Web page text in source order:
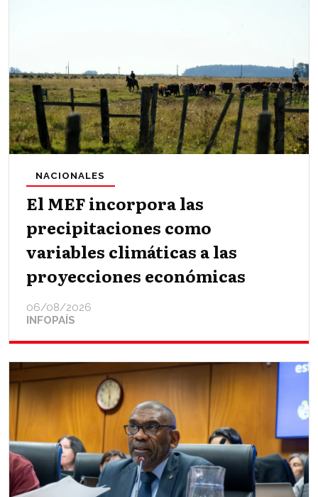
El MEF incorpora las
precipitaciones como
variables climáticas a las
proyecciones económicas
INFOPAÍS
NACIONALES
06/08/2026